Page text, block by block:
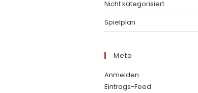
Nicht kategorisiert
Spielplan
Meta
Anmelden
Eintrags-Feed